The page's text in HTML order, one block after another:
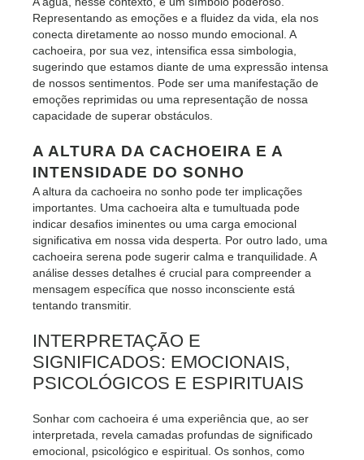
Representando as emoções e a fluidez da vida, ela nos
conecta diretamente ao nosso mundo emocional. A
cachoeira, por sua vez, intensifica essa simbologia,
sugerindo que estamos diante de uma expressão intensa
de nossos sentimentos. Pode ser uma manifestação de
emoções reprimidas ou uma representação de nossa
capacidade de superar obstáculos.
A ALTURA DA CACHOEIRA E A
INTENSIDADE DO SONHO
A altura da cachoeira no sonho pode ter implicações
importantes. Uma cachoeira alta e tumultuada pode
indicar desafios iminentes ou uma carga emocional
significativa em nossa vida desperta. Por outro lado, uma
cachoeira serena pode sugerir calma e tranquilidade. A
análise desses detalhes é crucial para compreender a
mensagem específica que nosso inconsciente está
tentando transmitir.
INTERPRETAÇÃO E
SIGNIFICADOS: EMOCIONAIS,
PSICOLÓGICOS E ESPIRITUAIS
Sonhar com cachoeira é uma experiência que, ao ser
interpretada, revela camadas profundas de significado
emocional, psicológico e espiritual. Os sonhos, como